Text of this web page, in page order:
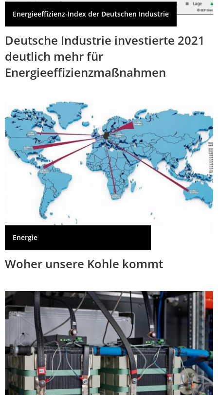
Energieeffizienz-Index der Deutschen Industrie
Deutsche Industrie investierte 2021
deutlich mehr für
Energieeffizienzmaßnahmen
Energie
Woher unsere Kohle kommt